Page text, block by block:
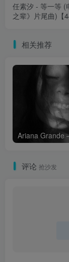
任素汐 - 等一等 (
之辈》片尾曲)【
相关推荐
评论 抢沙发